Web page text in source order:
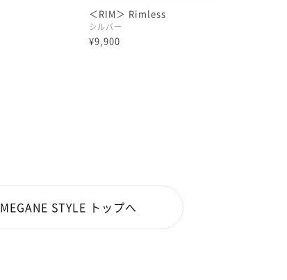
＜RIM＞ Rimless
シルバー
¥9,900
MEGANE STYLE トップへ